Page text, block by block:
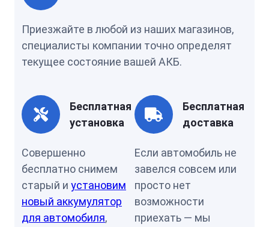
Приезжайте в любой из наших магазинов,
специалисты компании точно определят
текущее состояние вашей АКБ.
Бесплатная
установка
Совершенно
бесплатно снимем
старый и установим
новый аккумулятор
для автомобиля,
Бесплатная
доставка
Если автомобиль не
завелся совсем или
просто нет
возможности
приехать — мы